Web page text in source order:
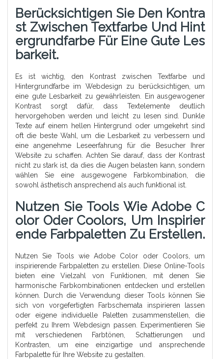
Berücksichtigen Sie Den Kontra
St Zwischen Textfarbe Und Hint
Ergrundfarbe Für Eine Gute Les
Barkeit.
Es ist wichtig, den Kontrast zwischen Textfarbe und
Hintergrundfarbe im Webdesign zu berücksichtigen, um
eine gute Lesbarkeit zu gewährleisten. Ein ausgewogener
Kontrast sorgt dafür, dass Textelemente deutlich
hervorgehoben werden und leicht zu lesen sind. Dunkle
Texte auf einem hellen Hintergrund oder umgekehrt sind
oft die beste Wahl, um die Lesbarkeit zu verbessern und
eine angenehme Leseerfahrung für die Besucher Ihrer
Website zu schaffen. Achten Sie darauf, dass der Kontrast
nicht zu stark ist, da dies die Augen belasten kann, sondern
wählen Sie eine ausgewogene Farbkombination, die
sowohl ästhetisch ansprechend als auch funktional ist.
Nutzen Sie Tools Wie Adobe C
Olor Oder Coolors, Um Inspirier
Ende Farbpaletten Zu Erstellen.
Nutzen Sie Tools wie Adobe Color oder Coolors, um
inspirierende Farbpaletten zu erstellen. Diese Online-Tools
bieten eine Vielzahl von Funktionen, mit denen Sie
harmonische Farbkombinationen entdecken und erstellen
können. Durch die Verwendung dieser Tools können Sie
sich von vorgefertigten Farbschemata inspirieren lassen
oder eigene individuelle Paletten zusammenstellen, die
perfekt zu Ihrem Webdesign passen. Experimentieren Sie
mit verschiedenen Farbtönen, Schattierungen und
Kontrasten, um eine einzigartige und ansprechende
Farbpalette für Ihre Website zu gestalten.